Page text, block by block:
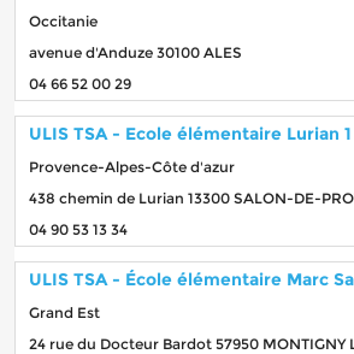
Occitanie
avenue d'Anduze 30100 ALES
04 66 52 00 29
ULIS TSA - Ecole élémentaire Lurian 1
Provence-Alpes-Côte d'azur
438 chemin de Lurian 13300 SALON-DE-
04 90 53 13 34
ULIS TSA - École élémentaire Marc
Grand Est
24 rue du Docteur Bardot 57950 MONTIGNY